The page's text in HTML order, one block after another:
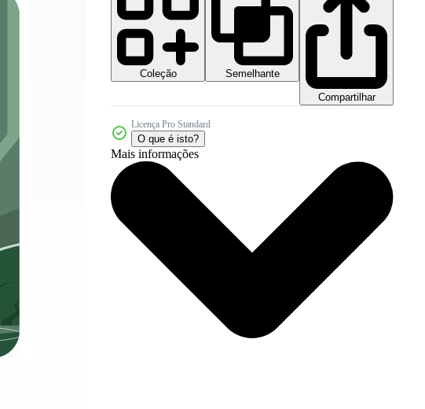
Coleção
Semelhante
Compartilhar
Licença Pro Standard
O que é isto?
Mais informações